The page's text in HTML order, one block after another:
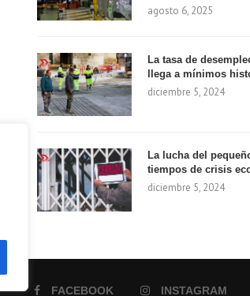
agosto 6, 2025
La tasa de
llega a mínimos
diciembre 5, 2024
La lucha del
tiempos de crisis
diciembre 5, 2024
FACEBOOK INSTAGRAM